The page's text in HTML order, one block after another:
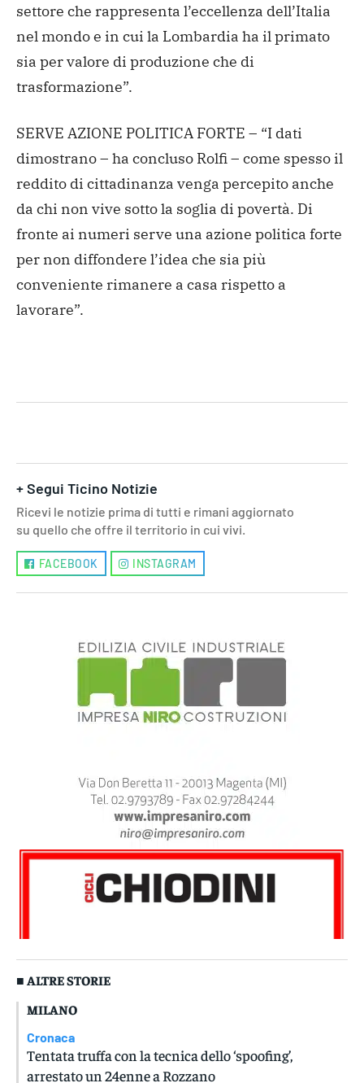
settore che rappresenta l’eccellenza dell’Italia
nel mondo e in cui la Lombardia ha il primato
sia per valore di produzione che di
trasformazione”.
SERVE AZIONE POLITICA FORTE – “I dati
dimostrano – ha concluso Rolfi – come spesso il
reddito di cittadinanza venga percepito anche
da chi non vive sotto la soglia di povertà. Di
fronte ai numeri serve una azione politica forte
per non diffondere l’idea che sia più
conveniente rimanere a casa rispetto a
lavorare”.
+ Segui Ticino Notizie
Ricevi le notizie prima di tutti e rimani aggiornato
su quello che offre il territorio in cui vivi.
FACEBOOK INSTAGRAM
■ ALTRE STORIE
MILANO
Cronaca
Tentata truffa con la tecnica dello ‘spoofing’,
arrestato un 24enne a Rozzano